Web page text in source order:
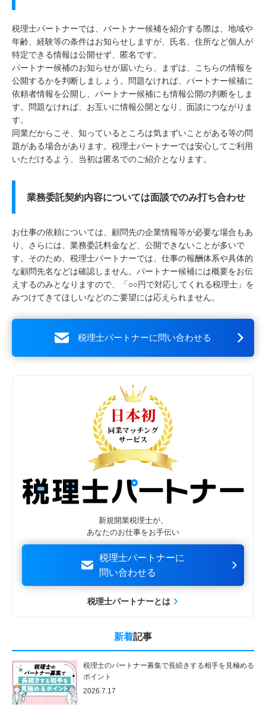
税理士パートナーでは、パートナー候補を紹介する際は、地域や
年齢、経験等の条件はお知らせしますが、氏名、住所など個人が
特定できる情報は公開せず、匿名です。
パートナー候補のお知らせが届いたら、まずは、こちらの情報を
公開するかを判断しましょう。問題なければ、パートナー候補に
依頼者情報を公開し、パートナー候補にも情報公開の判断をしま
す。問題なければ、お互いに情報公開となり、面談につながりま
す。
同業だからこそ、知っているところは気まずいことがある等の問
題がある場合があります。税理士パートナーでは安心してご利用
いただけるよう、当初は匿名でのご紹介となります。
業務委託契約内容については面談でのみ打ち合わせ
お仕事の依頼については、顧問先の企業情報等が必要な場合もあ
り、さらには、業務委託料金など、公開できないことが多いで
す。そのため、税理士パートナーでは、仕事の報酬体系や具体的
な顧問先名などは確認しません。パートナー候補には概要をお伝
えするのみとなりますので、「○○円で対応してくれる税理士」を
みつけてきてほしいなどのご要望には応えられません。
税理士パートナーに問い合わせる
新規開業税理士が、
あなたのお仕事をお手伝い
税理士パートナーに
問い合わせる
税理士パートナーとは
新着記事
税理士のパートナー募集で長続きする相手を見極める
ポイント
2026.7.17